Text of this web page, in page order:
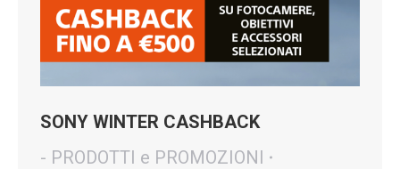
SONY WINTER CASHBACK
- PRODOTTI e PROMOZIONI